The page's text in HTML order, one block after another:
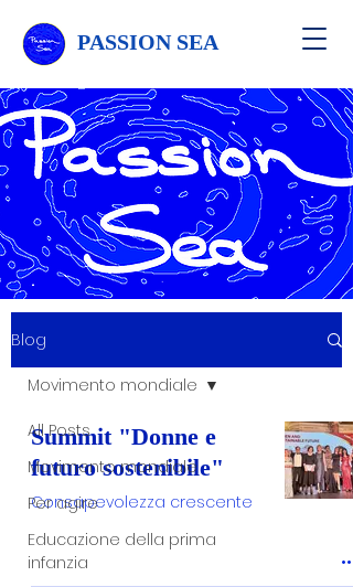
PASSION SEA
Blog
All Posts
Movimento mondiale
Per agire
Educazione della prima
infanzia
Movimento mondiale
Summit "Donne e
futuro sostenibile"
Consapevolezza crescente